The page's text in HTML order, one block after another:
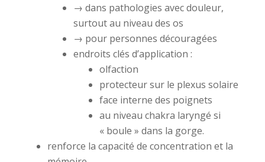
→ dans pathologies avec douleur,
surtout au niveau des os
→ pour personnes découragées
endroits clés d’application :
olfaction
protecteur sur le plexus solaire
face interne des poignets
au niveau chakra laryngé si
« boule » dans la gorge.
renforce la capacité de concentration et la